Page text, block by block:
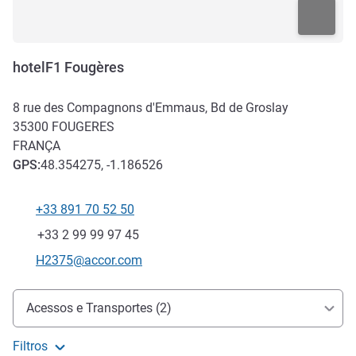
hotelF1 Fougères
8 rue des Compagnons d'Emmaus, Bd de Groslay
35300 FOUGERES
FRANÇA
GPS:48.354275, -1.186526
Telefone
+33 891 70 52 50
Fax
+33 2 99 99 97 45
E-mail de contacto
H2375@accor.com
Acesso e transporte
Acessos e Transportes (2)
Filtros